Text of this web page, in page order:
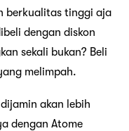
berkualitas tinggi aja
dengan diskon
sekali bukan? Beli
melimpah.
akan lebih
dengan Atome